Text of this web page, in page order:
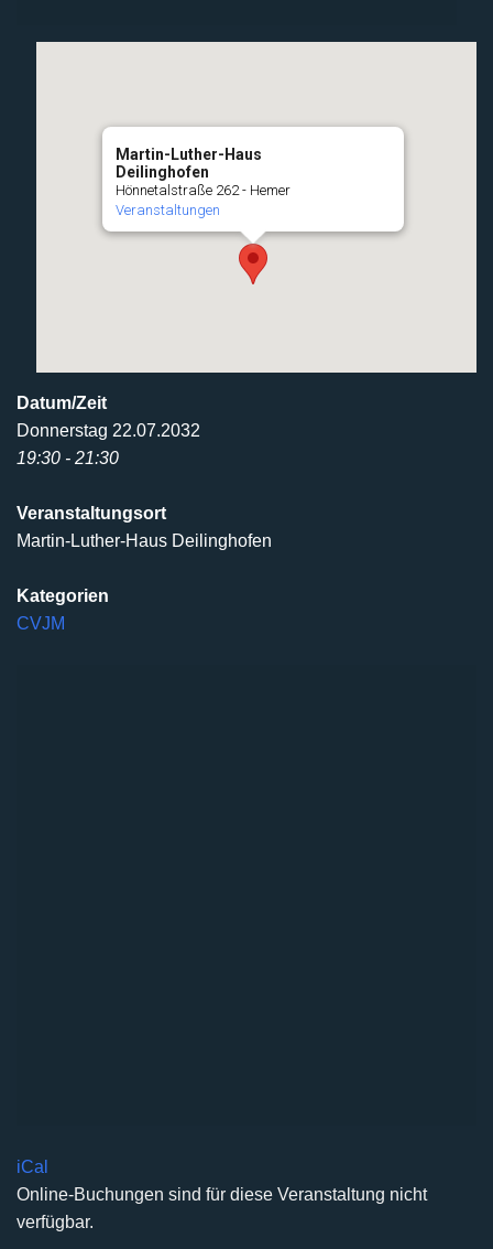
Martin-Luther-Haus
Deilinghofen
Hönnetalstraße 262 - Hemer
Veranstaltungen
Datum/Zeit
Donnerstag 22.07.2032
19:30 - 21:30
Veranstaltungsort
Martin-Luther-Haus Deilinghofen
Kategorien
CVJM
iCal
Online-Buchungen sind für diese Veranstaltung nicht
verfügbar.